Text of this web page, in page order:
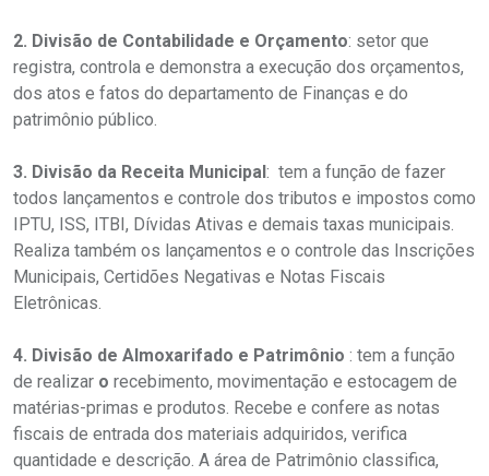
2. Divisão de Contabilidade e Orçamento: setor que
registra, controla e demonstra a execução dos orçamentos,
dos atos e fatos do departamento de Finanças e do
patrimônio público.
3. Divisão da Receita Municipal: tem a função de fazer
todos lançamentos e controle dos tributos e impostos como
IPTU, ISS, ITBI, Dívidas Ativas e demais taxas municipais.
Realiza também os lançamentos e o controle das Inscrições
Municipais, Certidões Negativas e Notas Fiscais
Eletrônicas.
4. Divisão de Almoxarifado e Patrimônio : tem a função
de realizar o recebimento, movimentação e estocagem de
matérias-primas e produtos. Recebe e confere as notas
fiscais de entrada dos materiais adquiridos, verifica
quantidade e descrição. A área de Patrimônio classifica,